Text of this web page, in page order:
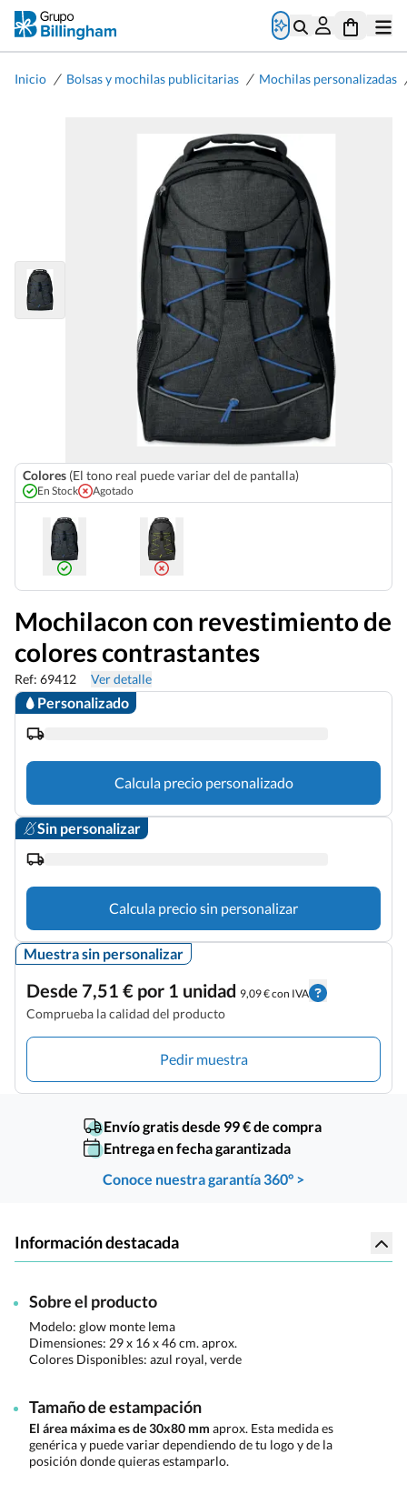
Inicio / Bolsas y mochilas publicitarias / Mochilas personalizadas
Colores (El tono real puede variar del de pantalla)
En Stock Agotado
Mochilacon con revestimiento de
colores contrastantes
Ref: 69412 Ver detalle
Personalizado
Calcula precio personalizado
Sin personalizar
Calcula precio sin personalizar
Muestra sin personalizar
Desde 7,51 € por 1 unidad 9,09 € con IVA
Comprueba la calidad del producto
Pedir muestra
Envío gratis desde 99 € de compra
Entrega en fecha garantizada
Conoce nuestra garantía 360° >
Información destacada
Sobre el producto
Modelo: glow monte lema
Dimensiones: 29 x 16 x 46 cm. aprox.
Colores Disponibles: azul royal, verde
Tamaño de estampación
El área máxima es de 30x80 mm aprox. Esta medida es
genérica y puede variar dependiendo de tu logo y de la
posición donde quieras estamparlo.